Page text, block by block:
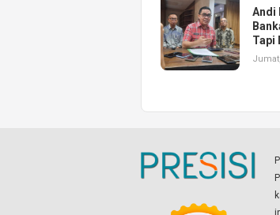
Andi
Tapi